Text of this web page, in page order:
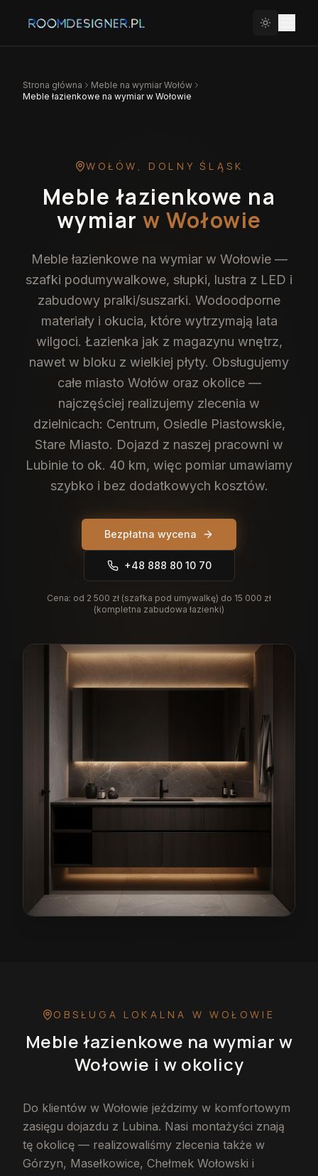
Strona główna Meble na wymiarWołów
Meble łazienkowe na wymiar w Wołowie
WOŁÓW , DOLNY ŚLĄSK
Meble łazienkowe na
wymiar w Wołowie
Meble łazienkowe na wymiar w Wołowie —
szafki podumywalkowe, słupki, lustra z LED i
zabudowy pralki/suszarki. Wodoodporne
materiały i okucia, które wytrzymają lata
wilgoci. Łazienka jak z magazynu wnętrz,
nawet w bloku z wielkiej płyty. Obsługujemy
całe miasto Wołów oraz okolice —
najczęściej realizujemy zlecenia w
dzielnicach: Centrum, Osiedle Piastowskie,
Stare Miasto. Dojazd z naszej pracowni w
Lubinie to ok. 40 km, więc pomiar umawiamy
szybko i bez dodatkowych kosztów.
Bezpłatna wycena
+48 888 80 10 70
Cena: od 2 500 zł (szafka pod umywalkę) do 15 000 zł
(kompletna zabudowa łazienki)
OBSŁUGA LOKALNA W WOŁOWIE
Meble łazienkowe na wymiar w
Wołowie i w okolicy
Do klientów w Wołowie jeździmy w komfortowym
zasięgu dojazdu z Lubina. Nasi montażyści znają
tę okolicę — realizowaliśmy zlecenia także w
Górzyn, Masełkowice, Chełmek Wołowski i